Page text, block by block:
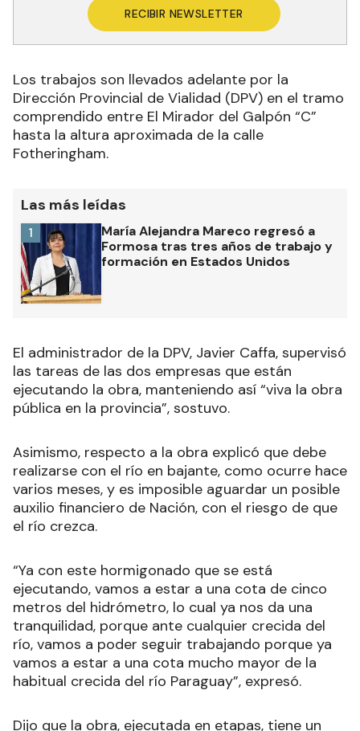
RECIBIR NEWSLETTER
Los trabajos son llevados adelante por la
Dirección Provincial de Vialidad (DPV) en el tramo
comprendido entre El Mirador del Galpón “C”
hasta la altura aproximada de la calle
Fotheringham.
Las más leídas
María Alejandra Mareco regresó a
Formosa tras tres años de trabajo y
formación en Estados Unidos
1
El administrador de la DPV, Javier Caffa, supervisó
las tareas de las dos empresas que están
ejecutando la obra, manteniendo así “viva la obra
pública en la provincia”, sostuvo.
Asimismo, respecto a la obra explicó que debe
realizarse con el río en bajante, como ocurre hace
varios meses, y es imposible aguardar un posible
auxilio financiero de Nación, con el riesgo de que
el río crezca.
“Ya con este hormigonado que se está
ejecutando, vamos a estar a una cota de cinco
metros del hidrómetro, lo cual ya nos da una
tranquilidad, porque ante cualquier crecida del
río, vamos a poder seguir trabajando porque ya
vamos a estar a una cota mucho mayor de la
habitual crecida del río Paraguay”, expresó.
Dijo que la obra, ejecutada en etapas, tiene un